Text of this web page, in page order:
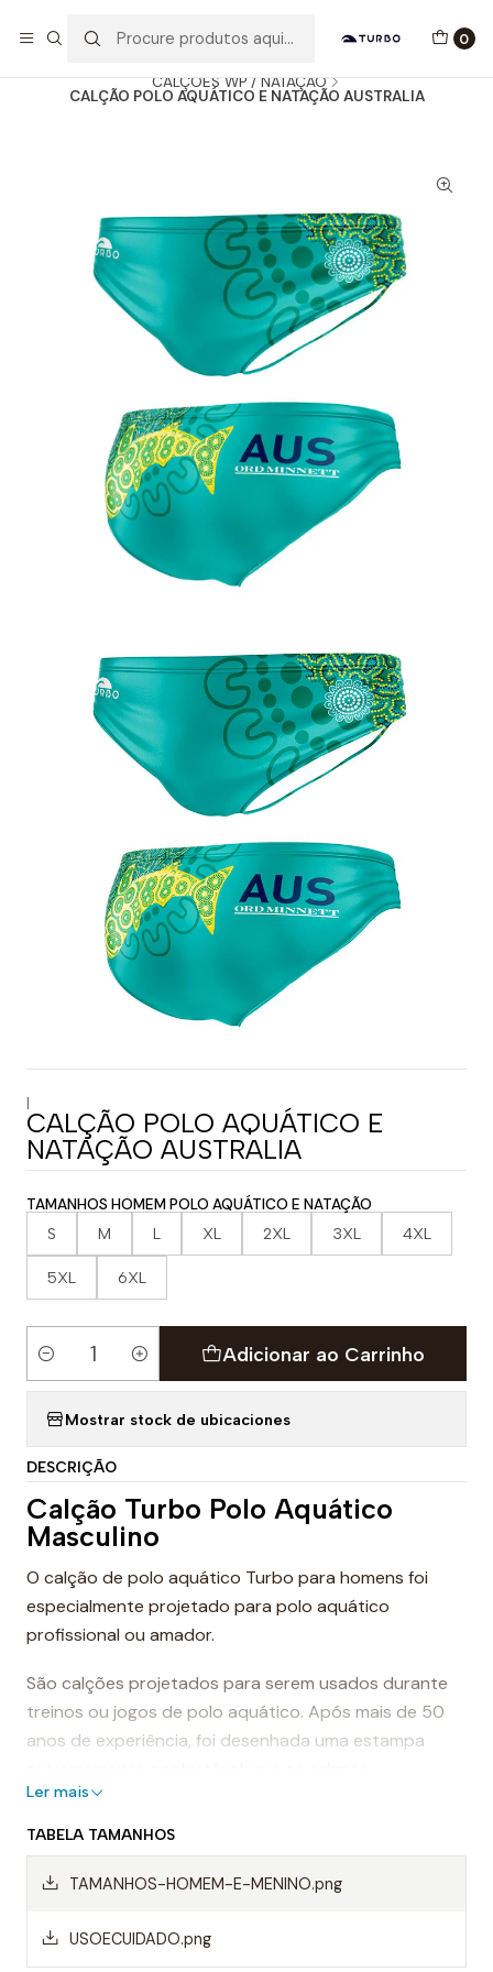
0
CALÇÕES WP / NATAÇÃO
CALÇÃO POLO AQUÁTICO E NATAÇÃO AUSTRALIA
|
CALÇÃO POLO AQUÁTICO E
NATAÇÃO AUSTRALIA
TAMANHOS HOMEM POLO AQUÁTICO E NATAÇÃO
S M L XL 2XL 3XL 4XL
5XL 6XL
Quantidade
Adicionar ao Carrinho
Mostrar stock de ubicaciones
DESCRIÇÃO
Calção Turbo Polo Aquático
Masculino
O calção de polo aquático Turbo para homens foi
especialmente projetado para polo aquático
profissional ou amador.
São calções projetados para serem usados durante
treinos ou jogos de polo aquático. Após mais de 50
anos de experiência, foi desenhada uma estampa
perfeitamente ao corpo, proporcionando conforto e
sensação de leveza.
Dessa forma, os calções de polo aquático facilitam a
permitindo um movimento mais rápido ao nadar.
Ler mais
TABELA TAMANHOS
TAMANHOS-HOMEM-E-MENINO.png
USOECUIDADO.png